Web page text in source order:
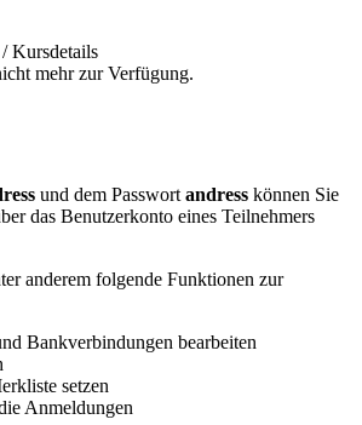
/Kursdetails
mehr zur Verfügung.
und dem Passwort andress können Sie
das Benutzerkonto eines Teilnehmers
anderem folgende Funktionen zur
Bankverbindungen bearbeiten
setzen
Anmeldungen